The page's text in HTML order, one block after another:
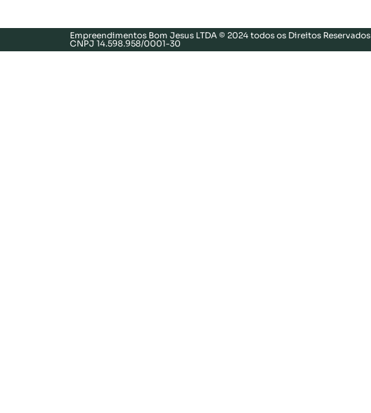
Empreendimentos Bom Jesus LTDA © 2024 todos os Direitos Reservados
CNPJ 14.598.958/0001-30